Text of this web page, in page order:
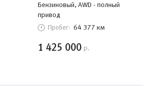
Бензиновый, AWD - полный
привод
Пробег: 64 377 км
1 425 000 р.